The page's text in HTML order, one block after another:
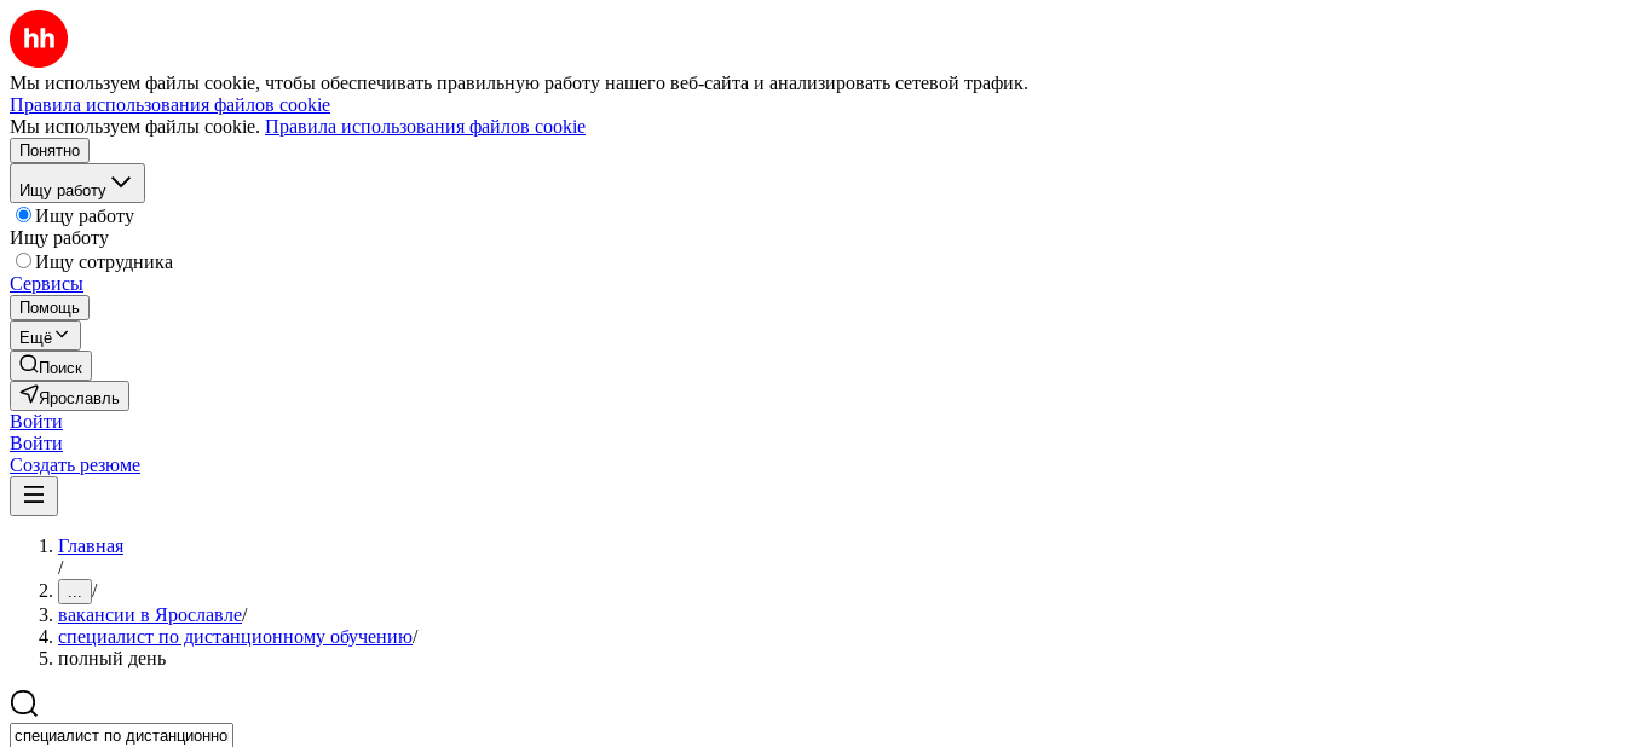
Мы используем файлы cookie, чтобы обеспечивать правильную работу нашего веб-сайта и анализировать сетевой трафик.
Правила использования файлов cookie
Мы используем файлы cookie. Правила использования файлов cookie
Понятно
Ищу работу
Ищу работу
Ищу работу
Ищу сотрудника
Сервисы
Помощь
Ещё
Поиск
Ярославль
Войти
Войти
Создать резюме
Главная
/
... /
вакансии в Ярославле/
специалист по дистанционному обучению/
полный день